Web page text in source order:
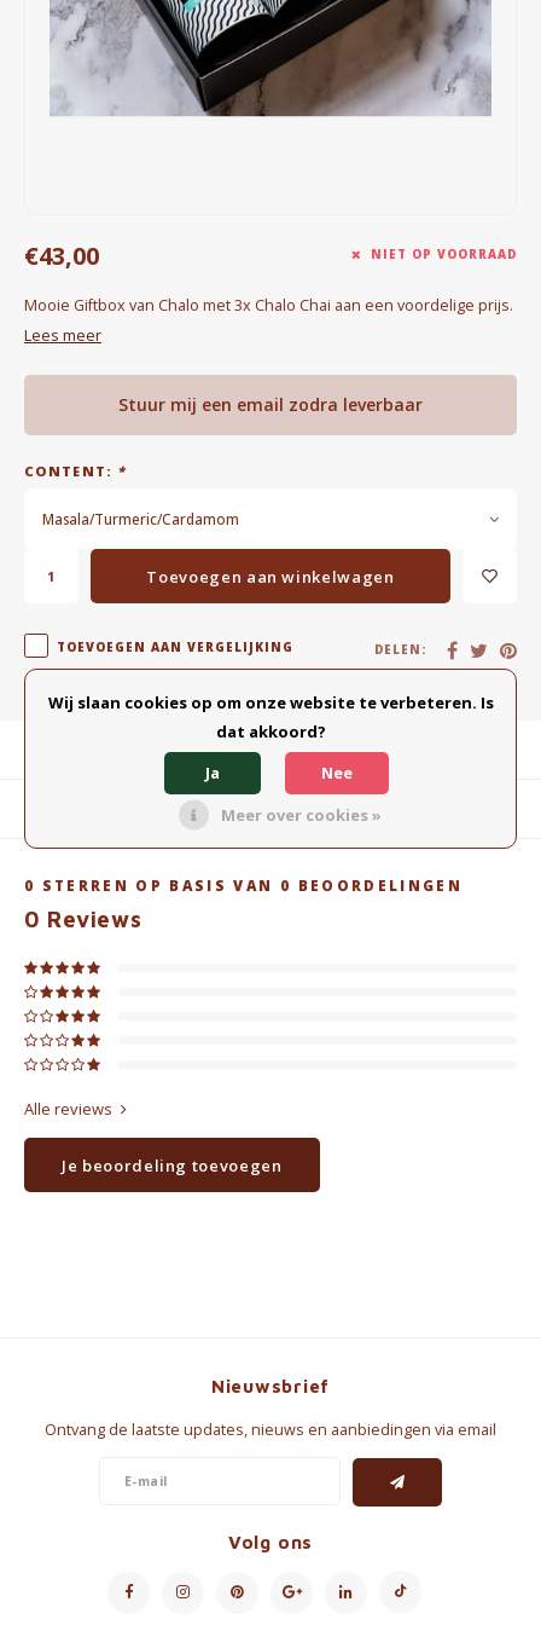
Waterkokers
Chocolade, granola en Drankpoeders
Gin
Ontbijt en Lunch
Outdoor accessoires
Happy stuff
€43,00 NIET OP VOORRAAD
Mooie Giftbox van Chalo met 3x Chalo Chai aan een voordelige prijs.
Lees meer
Stuur mij een email zodra leverbaar
CONTENT: *
Masala/Turmeric/Cardamom
Toevoegen aan winkelwagen
TOEVOEGEN AAN VERGELIJKING DELEN:
Productomschrijving
Gerelateerde producten
0 STERREN OP BASIS VAN 0 BEOORDELINGEN
0 Reviews
Alle reviews
Je beoordeling toevoegen
Nieuwsbrief
Ontvang de laatste updates, nieuws en aanbiedingen via email
Volg ons
Wij slaan cookies op om onze website te verbeteren. Is
dat akkoord?
Ja
Nee
Meer over cookies »